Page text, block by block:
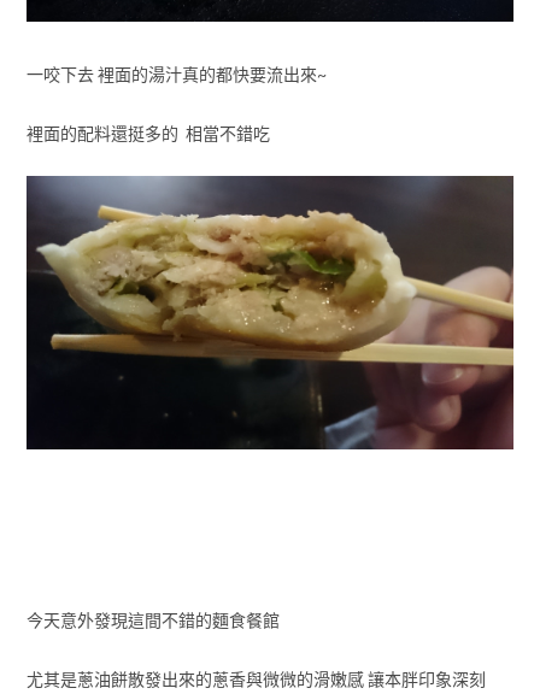
一咬下去 裡面的湯汁真的都快要流出來~
裡面的配料還挺多的 相當不錯吃
今天意外發現這間不錯的麵食餐館
尤其是蔥油餅散發出來的蔥香與微微的滑嫩感 讓本胖印象深刻